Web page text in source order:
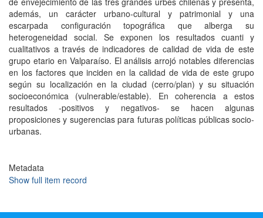
además, un carácter urbano-cultural y patrimonial y una
escarpada configuración topográfica que alberga su
heterogeneidad social. Se exponen los resultados cuanti y
cualitativos a través de indicadores de calidad de vida de este
grupo etario en Valparaíso. El análisis arrojó notables diferencias
en los factores que inciden en la calidad de vida de este grupo
según su localización en la ciudad (cerro/plan) y su situación
socioeconómica (vulnerable/estable). En coherencia a estos
resultados -positivos y negativos- se hacen algunas
proposiciones y sugerencias para futuras políticas públicas socio-
urbanas.
Metadata
Show full item record